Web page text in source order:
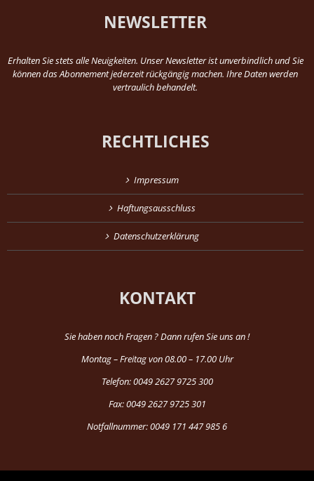
NEWSLETTER
Erhalten Sie stets alle Neuigkeiten. Unser Newsletter ist unverbindlich und Sie
können das Abonnement jederzeit rückgängig machen. Ihre Daten werden
vertraulich behandelt.
RECHTLICHES
Impressum
Haftungsausschluss
Datenschutzerklärung
KONTAKT
Sie haben noch Fragen ? Dann rufen Sie uns an !
Montag – Freitag von 08.00 – 17.00 Uhr
Telefon: 0049 2627 9725 300
Fax: 0049 2627 9725 301
Notfallnummer: 0049 171 447 985 6